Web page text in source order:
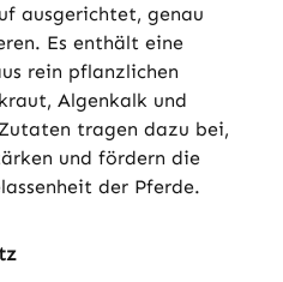
ausgerichtet, genau
Es enthält eine
rein pflanzlichen
Algenkalk und
tragen dazu bei,
und fördern die
der Pferde.